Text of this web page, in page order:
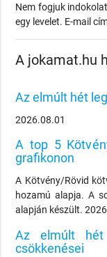
Nem fogjuk
egy levelet. E-mail
A jokamat.hu
Az elmúlt hét
2026.08.01
A top 5
grafikonon
A Kötvény/Rövid
hozamú alapja. A
alapján készült.
Az elmúlt hét
csökkenései